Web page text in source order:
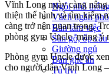
Ngôi nhà
Vách ngăn
Bàn làm việc
Sàn gỗ, ốp
Giường ngủ
Bàn ghế ăn
Tủ tivi
Vĩnh Long ngày càng
thiện thể hình và tìm kiếm
càng trở nên quan trọng.
phòng gym Unclemang ý
Phòng gym Uncle được
cho người dân Vĩnh Long